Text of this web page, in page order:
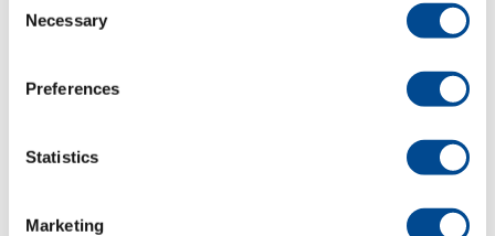
Selection
Necessary
Preferences
Statistics
Marketing